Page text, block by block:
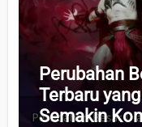
Perubahan
Terbaru
Semakin